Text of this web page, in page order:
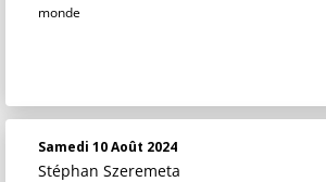
monde
Samedi 10 Août 2024
Stéphan Szeremeta